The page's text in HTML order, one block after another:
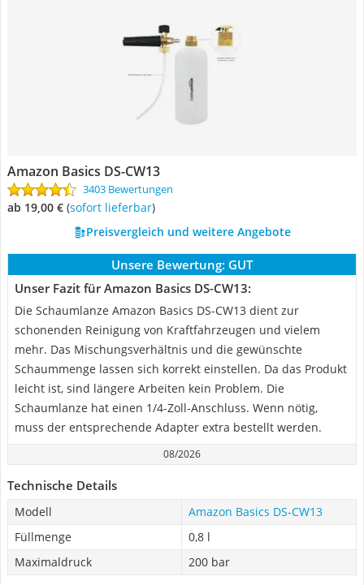
Amazon Basics DS-CW13
3403 Bewertungen
ab 19,00 € ( Sofort lieferbar)
Preisvergleich und weitere Angebote
Unsere Bewertung: GUT
Unser Fazit für Amazon Basics DS-CW13:
Die Schaumlanze Amazon Basics DS-CW13 dient zur
schonenden Reinigung von Kraftfahrzeugen und vielem
mehr. Das Mischungsverhältnis und die gewünschte
Schaummenge lassen sich korrekt einstellen. Da das Produkt
leicht ist, sind längere Arbeiten kein Problem. Die
Schaumlanze hat einen 1/4-Zoll-Anschluss. Wenn nötig,
muss der entsprechende Adapter extra bestellt werden.
08/2026
Technische Details
Modell
Amazon Basics DS-CW13
Füllmenge
0,8 l
Maximaldruck
200 bar